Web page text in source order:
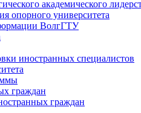
академического
опорного университета
ВолгГТУ
иностранных специалистов
граждан
граждан